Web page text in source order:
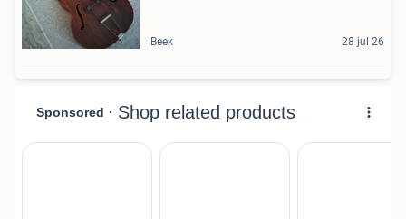
Beek 28 jul 26